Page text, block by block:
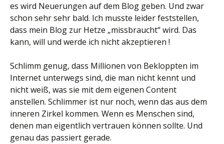
es wird Neuerungen auf dem Blog geben. Und zwar
schon sehr sehr bald. Ich musste leider feststellen,
dass mein Blog zur Hetze „missbraucht“ wird. Das
kann, will und werde ich nicht akzeptieren !
Schlimm genug, dass Millionen von Bekloppten im
Internet unterwegs sind, die man nicht kennt und
nicht weiß, was sie mit dem eigenen Content
anstellen. Schlimmer ist nur noch, wenn das aus dem
inneren Zirkel kommen. Wenn es Menschen sind,
denen man eigentlich vertrauen können sollte. Und
genau das passiert gerade.